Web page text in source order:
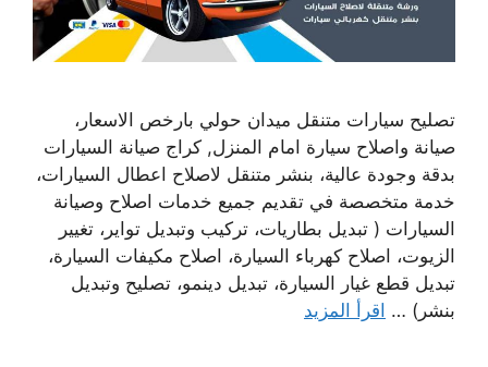
تصليح سيارات متنقل ميدان حولي بارخص الاسعار،
صيانة واصلاح سيارة امام المنزل, كراج صيانة السيارات
بدقة وجودة عالية، بنشر متنقل لاصلاح اعطال السيارات،
خدمة متخصصة في تقديم جميع خدمات اصلاح وصيانة
السيارات ( تبديل بطاريات، تركيب وتبديل تواير، تغيير
الزيوت، اصلاح كهرباء السيارة، اصلاح مكيفات السيارة،
تبديل قطع غيار السيارة، تبديل دينمو، تصليح وتبديل
بنشر) … اقرأ المزيد